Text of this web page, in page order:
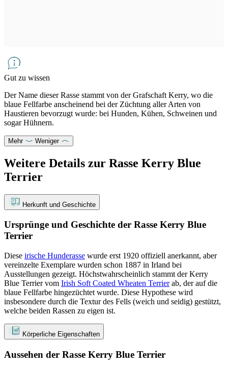
Gut zu wissen
Der Name dieser Rasse stammt von der Grafschaft Kerry, wo die
blaue Fellfarbe anscheinend bei der Züchtung aller Arten von
Haustieren bevorzugt wurde: bei Hunden, Kühen, Schweinen und
sogar Hühnern.
Mehr Weniger
Weitere Details zur Rasse Kerry Blue
Terrier
Herkunft und Geschichte
Ursprünge und Geschichte der Rasse Kerry Blue
Terrier
Diese irische Hunderasse wurde erst 1920 offiziell anerkannt, aber
vereinzelte Exemplare wurden schon 1887 in Irland bei
Ausstellungen gezeigt. Höchstwahrscheinlich stammt der Kerry
Blue Terrier vom Irish Soft Coated Wheaten Terrierab, der auf die
blaue Fellfarbe hingezüchtet wurde. Diese Hypothese wird
insbesondere durch die Textur des Fells (weich und seidig) gestützt,
welche beiden Rassen zu eigen ist.
Körperliche Eigenschaften
Aussehen der Rasse Kerry Blue Terrier